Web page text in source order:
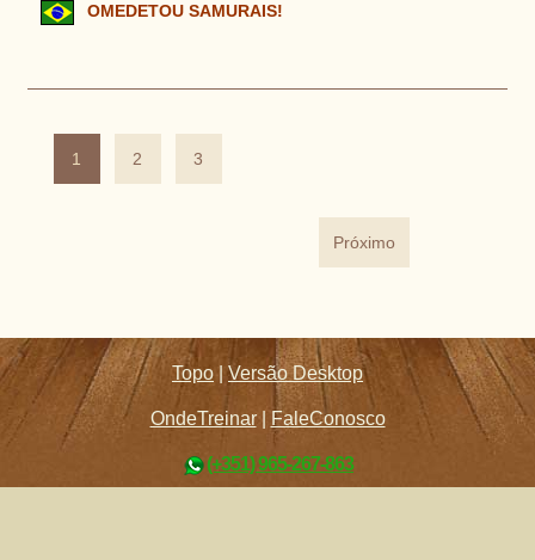
OMEDETOU SAMURAIS!
1 2 3
Próximo
Topo |Versão Desktop
OndeTreinar| FaleConosco
(+351) 965-267-863